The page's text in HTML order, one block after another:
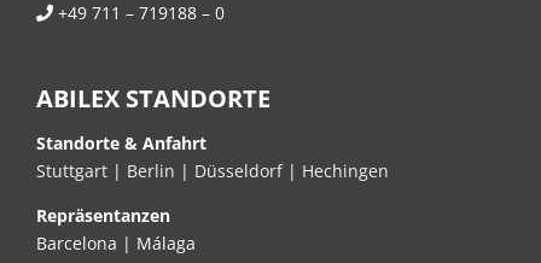
+49 711 – 719188 – 0
ABILEX STANDORTE
Standorte & Anfahrt
Stuttgart | Berlin | Düsseldorf | Hechingen
Repräsentanzen
Barcelona | Málaga